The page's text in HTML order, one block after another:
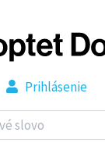
Prihlásenie